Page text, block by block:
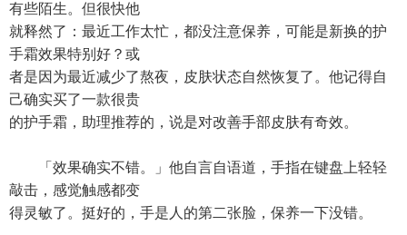
有些陌生。但很快他
就释然了：最近工作太忙，都没注意保养，可能是新换的护
手霜效果特别好？或
者是因为最近减少了熬夜，皮肤状态自然恢复了。他记得自
己确实买了一款很贵
的护手霜，助理推荐的，说是对改善手部皮肤有奇效。
「效果确实不错。」他自言自语道，手指在键盘上轻轻
敲击，感觉触感都变
得灵敏了。挺好的，手是人的第二张脸，保养一下没错。